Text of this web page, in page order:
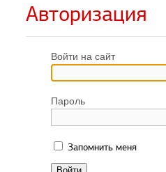
Авторизация
Войти на сайт
Пароль
Запомнить меня